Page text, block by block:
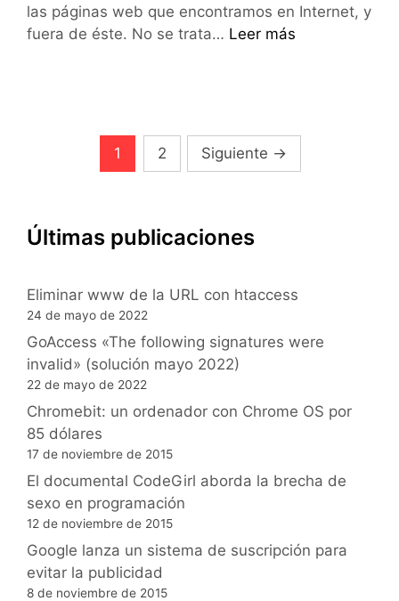
las páginas web que encontramos en Internet, y
fuera de éste. No se trata… La
Leer más
Navegación
1 2 Siguiente →
Últimas publicaciones
Eliminar www de la URL con htaccess
24 de mayo de 2022
GoAccess «The following signatures were
invalid» (solución mayo 2022)
22 de mayo de 2022
Chromebit: un ordenador con Chrome OS por
85 dólares
17 de noviembre de 2015
El documental CodeGirl aborda la brecha de
sexo en programación
12 de noviembre de 2015
Google lanza un sistema de suscripción para
evitar la publicidad
8 de noviembre de 2015